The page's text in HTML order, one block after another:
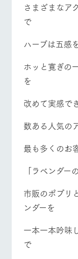
お問い合
わせ・資
料請求
牧場内
個人情報取扱い
よくあ
ペット
お客様へ
さまざまなア
で
ハーブは五感
ホッと寛ぎの
を
改めて実感で
数ある人気の
最も多くのお
「ラベンダ
市販のポプリ
ンダーを
一本一本吟味
で